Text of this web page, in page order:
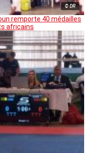
© DR
remporte 40 médailles
africains